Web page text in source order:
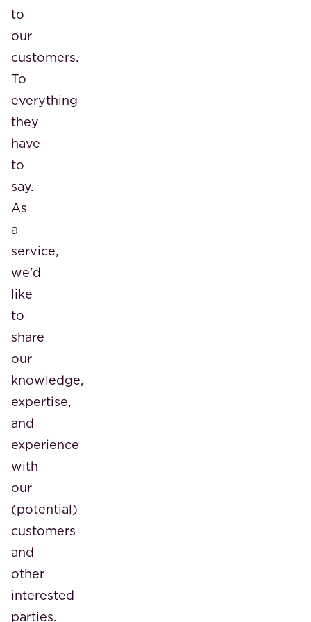
to
our
customers.
To
everything
they
have
to
say.
As
a
service,
we'd
like
to
share
our
knowledge,
expertise,
and
experience
with
our
(potential)
customers
and
other
interested
parties.